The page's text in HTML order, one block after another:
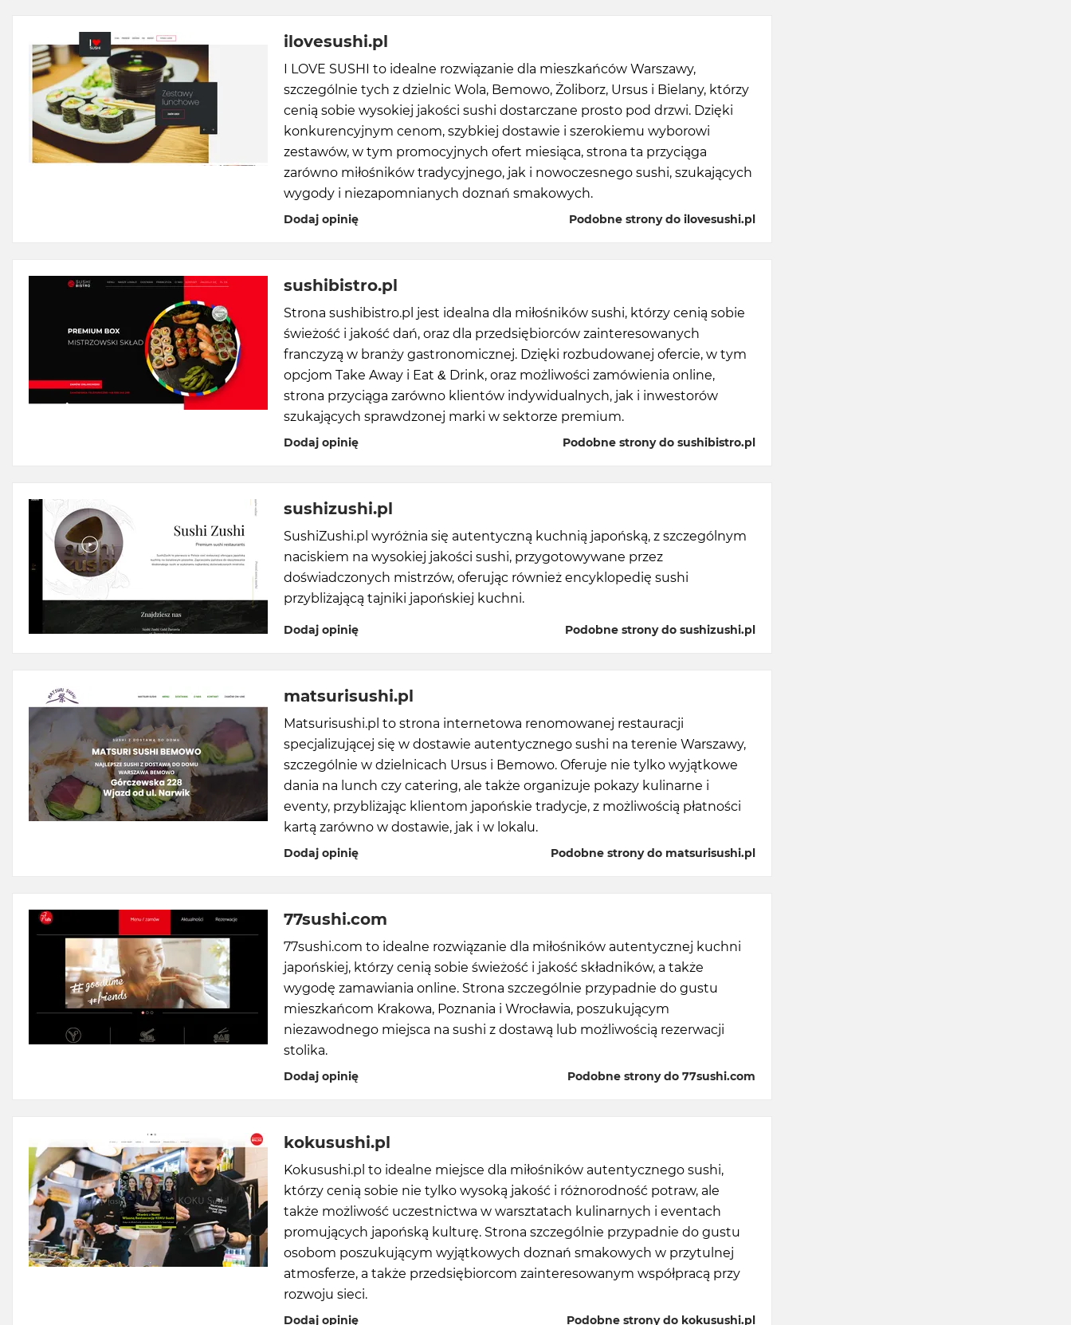
ilovesushi.pl
I LOVE SUSHI to idealne rozwiązanie dla mieszkańców Warszawy,
szczególnie tych z dzielnic Wola, Bemowo, Żoliborz, Ursus i Bielany, którzy
cenią sobie wysokiej jakości sushi dostarczane prosto pod drzwi. Dzięki
konkurencyjnym cenom, szybkiej dostawie i szerokiemu wyborowi
zestawów, w tym promocyjnych ofert miesiąca, strona ta przyciąga
zarówno miłośników tradycyjnego, jak i nowoczesnego sushi, szukających
wygody i niezapomnianych doznań smakowych.
Dodaj opinię Podobne strony do ilovesushi.pl
sushibistro.pl
Strona sushibistro.pl jest idealna dla miłośników sushi, którzy cenią sobie
świeżość i jakość dań, oraz dla przedsiębiorców zainteresowanych
franczyzą w branży gastronomicznej. Dzięki rozbudowanej ofercie, w tym
opcjom Take Away i Eat & Drink, oraz możliwości zamówienia online,
strona przyciąga zarówno klientów indywidualnych, jak i inwestorów
szukających sprawdzonej marki w sektorze premium.
Dodaj opinię Podobne strony do sushibistro.pl
sushizushi.pl
SushiZushi.pl wyróżnia się autentyczną kuchnią japońską, z szczególnym
naciskiem na wysokiej jakości sushi, przygotowywane przez
doświadczonych mistrzów, oferując również encyklopedię sushi
przybliżającą tajniki japońskiej kuchni.
Dodaj opinię Podobne strony do sushizushi.pl
matsurisushi.pl
Matsurisushi.pl to strona internetowa renomowanej restauracji
specjalizującej się w dostawie autentycznego sushi na terenie Warszawy,
szczególnie w dzielnicach Ursus i Bemowo. Oferuje nie tylko wyjątkowe
dania na lunch czy catering, ale także organizuje pokazy kulinarne i
eventy, przybliżając klientom japońskie tradycje, z możliwością płatności
kartą zarówno w dostawie, jak i w lokalu.
Dodaj opinię Podobne strony do matsurisushi.pl
77sushi.com
77sushi.com to idealne rozwiązanie dla miłośników autentycznej kuchni
japońskiej, którzy cenią sobie świeżość i jakość składników, a także
wygodę zamawiania online. Strona szczególnie przypadnie do gustu
mieszkańcom Krakowa, Poznania i Wrocławia, poszukującym
niezawodnego miejsca na sushi z dostawą lub możliwością rezerwacji
stolika.
Dodaj opinię Podobne strony do 77sushi.com
kokusushi.pl
Kokusushi.pl to idealne miejsce dla miłośników autentycznego sushi,
którzy cenią sobie nie tylko wysoką jakość i różnorodność potraw, ale
także możliwość uczestnictwa w warsztatach kulinarnych i eventach
promujących japońską kulturę. Strona szczególnie przypadnie do gustu
osobom poszukującym wyjątkowych doznań smakowych w przytulnej
atmosferze, a także przedsiębiorcom zainteresowanym współpracą przy
rozwoju sieci.
Dodaj opinię Podobne strony do kokusushi.pl